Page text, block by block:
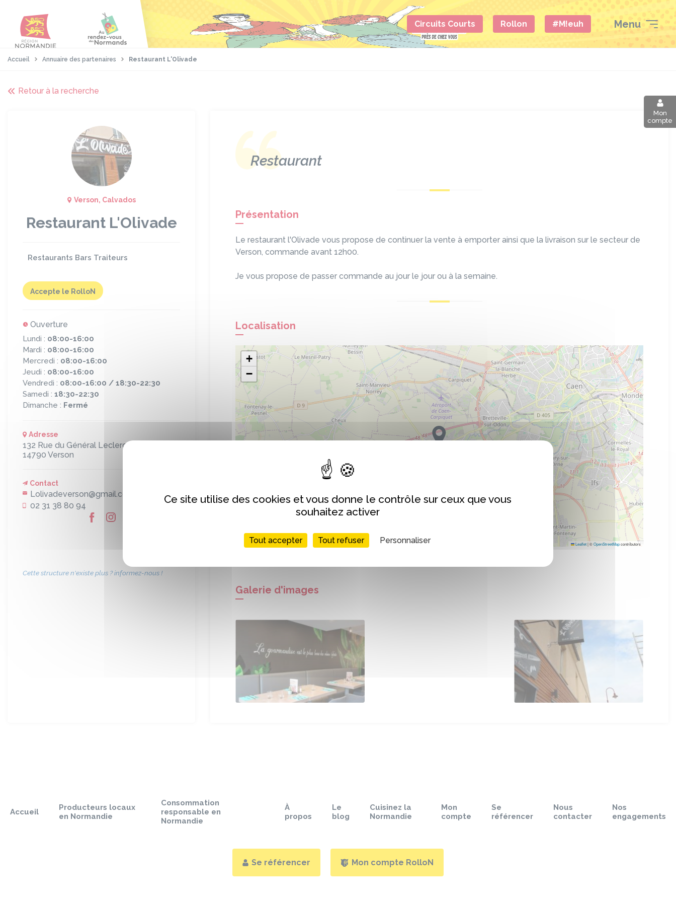
contenu
principal
page
Circuits Courts Rollon #M!euh Menu
Mon
compte
Accueil Annuaire des partenaires Restaurant L'Olivade
Retour à la recherche
Verson, Calvados
Restaurant L'Olivade
Restaurants Bars Traiteurs
Accepte le RolloN
Ouverture
Lundi : 08:00-16:00
Mardi : 08:00-16:00
Mercredi : 08:00-16:00
Jeudi : 08:00-16:00
Vendredi : 08:00-16:00 / 18:30-22:30
Samedi : 18:30-22:30
Dimanche : Fermé
Adresse
132 Rue du Général Leclerc
14790 Verson
Contact
Lolivadeverson@gmail.com
02 31 38 80 94
Cette structure n'existe plus ? informez-nous !
Restaurant
Présentation
Le restaurant l'Olivade vous propose de continuer la vente à emporter ainsi que la livraison sur le secteur de
Verson, commande avant 12h00.
Je vous propose de passer commande au jour le jour ou à la semaine.
Localisation
+
−
Leaflet|©OpenStreetMapcontributors
Galerie d'images
page
Accueil
Producteurs locaux
en Normandie
Consommation
responsable en
Normandie
À
propos
Le
blog
Cuisinez la
Normandie
Mon
compte
Se
référencer
Nous
contacter
Nos
engagements
Se référencer Mon compte RolloN
Ce site utilise des cookies et vous donne le contrôle sur ceux que vous
souhaitez activer
Tout accepter Tout refuser Personnaliser